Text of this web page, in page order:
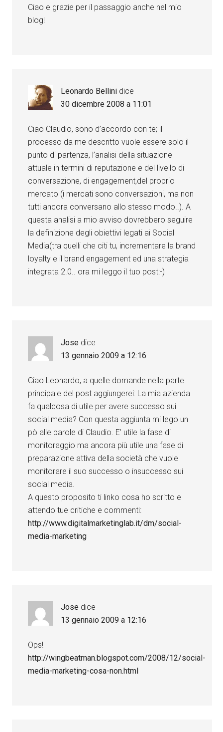
Ciao e grazie per il passaggio anche nel mio
blog!
Leonardo Bellini dice
30 dicembre 2008 a 11:01
Ciao Claudio, sono d’accordo con te; il
processo da me descritto vuole essere solo il
punto di partenza, l’analisi della situazione
attuale in termini di reputazione e del livello di
conversazione, di engagement,del proprio
mercato (i mercati sono conversazioni, ma non
tutti ancora conversano allo stesso modo..). A
questa analisi a mio avviso dovrebbero seguire
la definizione degli obiettivi legati ai Social
Media(tra quelli che citi tu, incrementare la brand
loyalty e il brand engagement ed una strategia
integrata 2.0.. ora mi leggo il tuo post:-)
Jose dice
13 gennaio 2009 a 12:16
Ciao Leonardo, a quelle domande nella parte
principale del post aggiungerei: La mia azienda
fa qualcosa di utile per avere successo sui
social media? Con questa aggiunta mi lego un
pò alle parole di Claudio. E’ utile la fase di
monitoraggio ma ancora più utile una fase di
preparazione attiva della società che vuole
monitorare il suo successo o insuccesso sui
social media.
A questo proposito ti linko cosa ho scritto e
attendo tue critiche e commenti:
http://www.digitalmarketinglab.it/dm/social-
media-marketing
Jose dice
13 gennaio 2009 a 12:16
Ops!
http://wingbeatman.blogspot.com/2008/12/social-
media-marketing-cosa-non.html